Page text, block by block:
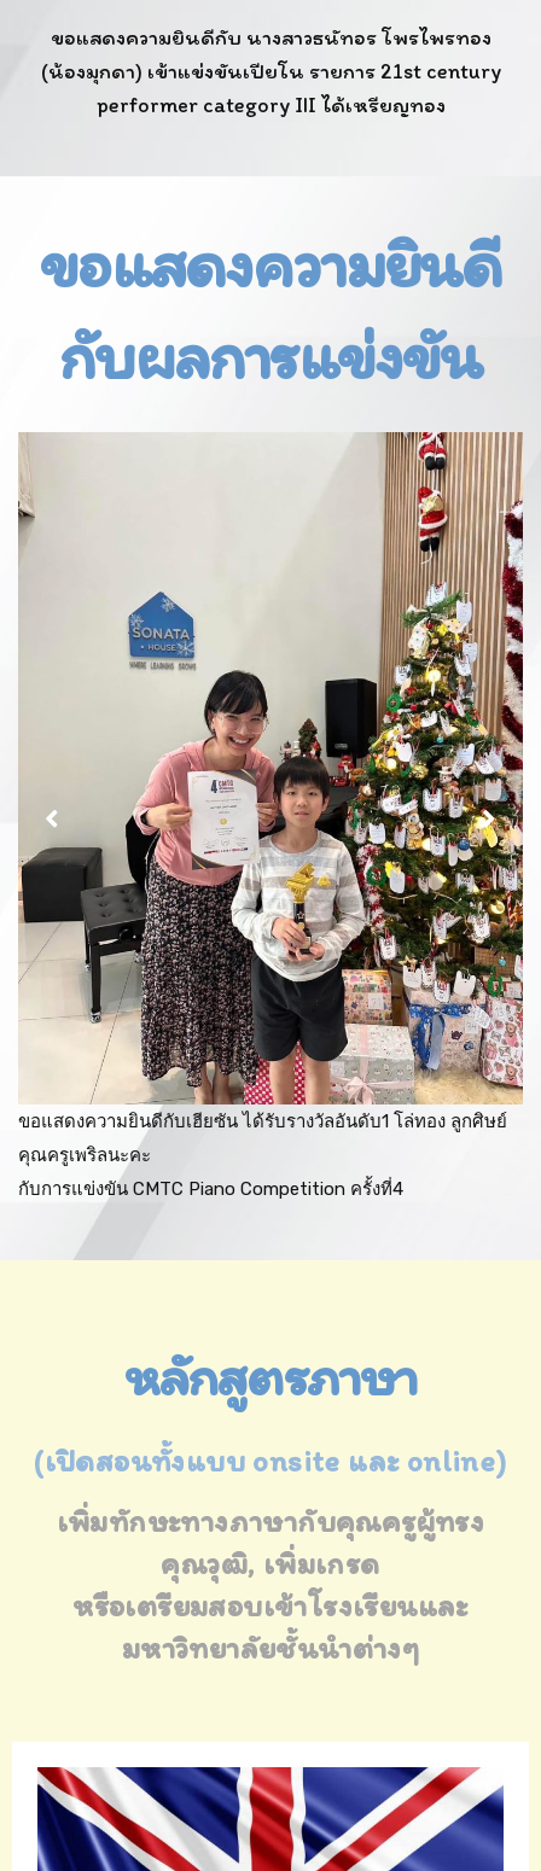
ขอแสดงความยินดีกับ นางสาวธนัทอร โพรไพรทอง
(น้องมุกดา) เข้าแข่งขันเปียโน รายการ 21st century
performer category III ได้เหรียญทอง
ขอแสดงความยินดี
กับผลการแข่งขัน
ขอแสดงความยินดีกับเฮียซัน ได้รับรางวัลอันดับ1 โล่ทอง ลูกศิษย์
คุณครูเพริลนะคะ
กับการแข่งขัน CMTC Piano Competition ครั้งที่4
หลักสูตรภาษา
(เปิดสอนทั้งแบบ onsite และ online)
เพิ่มทักษะทางภาษากับคุณครูผู้ทรง
คุณวุฒิ, เพิ่มเกรด
หรือเตรียมสอบเข้าโรงเรียนและ
มหาวิทยาลัยชั้นนำต่างๆ